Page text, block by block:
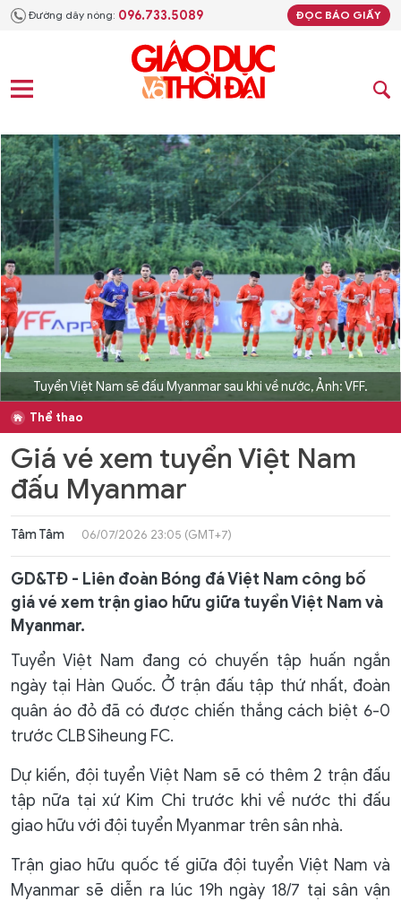
Đường dây nóng: 096.733.5089 ĐỌC BÁO GIẤY
Tuyển Việt Nam sẽ đấu Myanmar sau khi về nước, Ảnh: VFF.
Thể thao
Giá vé xem tuyển Việt Nam
đấu Myanmar
Tâm Tâm 06/07/2026 23:05 (GMT+7)
GD&TĐ - Liên đoàn Bóng đá Việt Nam công bố
giá vé xem trận giao hữu giữa tuyển Việt Nam và
Myanmar.
Tuyển Việt Nam đang có chuyến tập huấn ngắn
ngày tại Hàn Quốc. Ở trận đấu tập thứ nhất, đoàn
quân áo đỏ đã có được chiến thắng cách biệt 6-0
trước CLB Siheung FC.
Dự kiến, đội tuyển Việt Nam sẽ có thêm 2 trận đấu
tập nữa tại xứ Kim Chi trước khi về nước thi đấu
giao hữu với đội tuyển Myanmar trên sân nhà.
Trận giao hữu quốc tế giữa đội tuyển Việt Nam và
Myanmar sẽ diễn ra lúc 19h ngày 18/7 tại sân vận